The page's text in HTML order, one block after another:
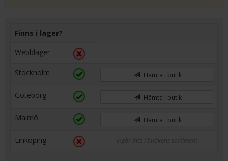
Finns i lager?
Webblager
Stockholm Hämta i butik
Göteborg Hämta i butik
Malmö Hämta i butik
Linköping Ingår inte i butikens sortiment